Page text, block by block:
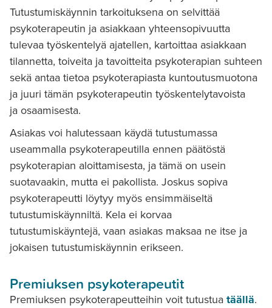
Tutustumiskäynnin tarkoituksena on selvittää
psykoterapeutin ja asiakkaan yhteensopivuutta
tulevaa työskentelyä ajatellen, kartoittaa asiakkaan
tilannetta, toiveita ja tavoitteita psykoterapian suhteen
sekä antaa tietoa psykoterapiasta kuntoutusmuotona
ja juuri tämän psykoterapeutin työskentelytavoista
ja osaamisesta.
Asiakas voi halutessaan käydä tutustumassa
useammalla psykoterapeutilla ennen päätöstä
psykoterapian aloittamisesta, ja tämä on usein
suotavaakin, mutta ei pakollista. Joskus sopiva
psykoterapeutti löytyy myös ensimmäiseltä
tutustumiskäynniltä. Kela ei korvaa
tutustumiskäyntejä, vaan asiakas maksaa ne itse ja
jokaisen tutustumiskäynnin erikseen.
Premiuksen psykoterapeutit
Premiuksen psykoterapeutteihin voit tutustuatäällä.